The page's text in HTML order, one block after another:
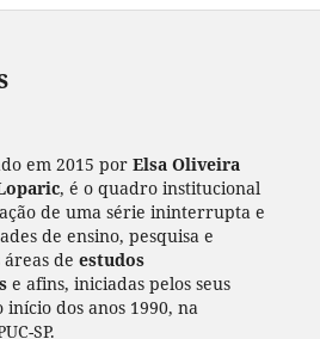
em 2015 por Elsa Oliveira
, é o quadro institucional
de uma série ininterrupta e
de ensino, pesquisa e
de estudos
e afins, iniciadas pelos seus
dos anos 1990, na
SP.